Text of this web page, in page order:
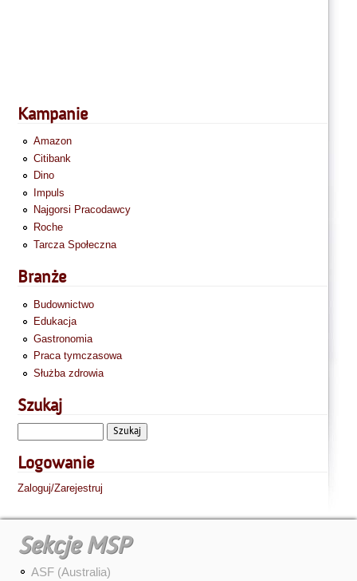
Kampanie
Amazon
Citibank
Dino
Impuls
Najgorsi Pracodawcy
Roche
Tarcza Społeczna
Branże
Budownictwo
Edukacja
Gastronomia
Praca tymczasowa
Służba zdrowia
Szukaj
Logowanie
Zaloguj/Zarejestruj
Sekcje MSP
ASF (Australia)